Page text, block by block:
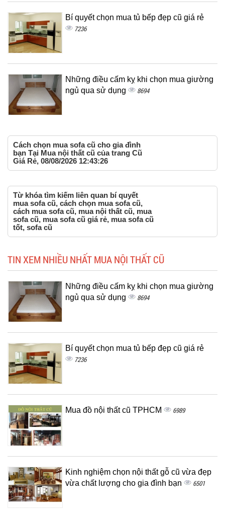
Bí quyết chọn mua tủ bếp đẹp cũ giá rẻ
7236
Những điều cấm kỵ khi chọn mua giường
ngủ qua sử dụng
8694
Cách chọn mua sofa cũ cho gia đình
bạn Tại Mua nội thất cũ của trang Cũ
Giá Rẻ, 08/08/2026 12:43:26
Từ khóa tìm kiếm liên quan bí quyết
mua sofa cũ, cách chọn mua sofa cũ,
cách mua sofa cũ, mua nội thất cũ, mua
sofa cũ, mua sofa cũ giá rẻ, mua sofa cũ
tốt, sofa cũ
TIN XEM NHIỀU NHẤT MUA NỘI THẤT CŨ
Những điều cấm kỵ khi chọn mua giường
ngủ qua sử dụng
8694
Bí quyết chọn mua tủ bếp đẹp cũ giá rẻ
7236
Mua đồ nội thất cũ TPHCM 6989
Kinh nghiệm chọn nội thất gỗ cũ vừa đẹp
vừa chất lượng cho gia đình bạn
6501